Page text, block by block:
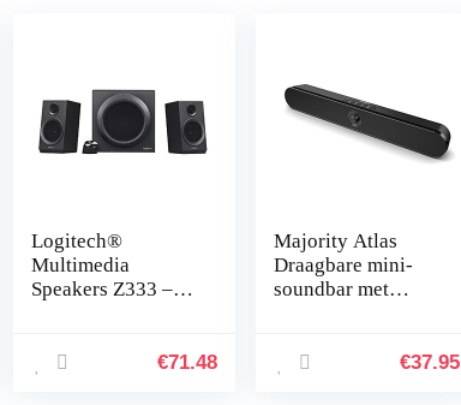
Logitech®
Multimedia
Speakers Z333 –
€71.48
Majority Atlas
Draagbare mini-
soundbar met
voor
€37.95